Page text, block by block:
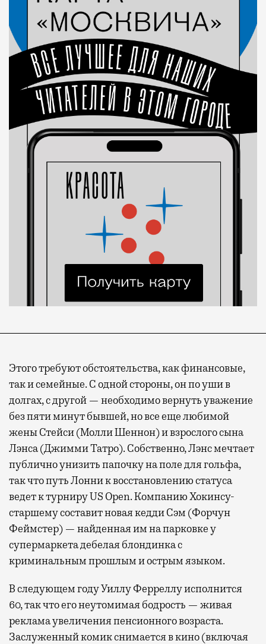
Этого требуют обстоятельства, как финансовые,
так и семейные. С одной стороны, он по уши в
долгах, с другой — необходимо вернуть уважение
без пяти минут бывшей, но все еще любимой
жены Стейси (Молли Шеннон) и взрослого сына
Лэнса (Джимми Татро). Собственно, Лэнс мечтает
публично унизить папочку на поле для гольфа,
так что путь Лонни к восстановлению статуса
ведет к турниру US Open. Компанию Хокинсу-
старшему составит новая кедди Сэм (Форчун
Феймстер) — найденная им на парковке у
супермаркета дебелая блондинка с
криминальным прошлым и острым языком.
В следующем году Уиллу Ферреллу исполнится
60, так что его неутомимая бодрость — живая
реклама увеличения пенсионного возраста.
Заслуженный комик снимается в кино (включая